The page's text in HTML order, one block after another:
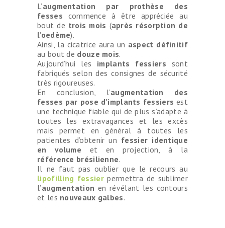
L’augmentation par prothèse des
fesses commence à être appréciée au
bout de trois mois (après résorption de
l’oedème).
Ainsi, la cicatrice aura un aspect définitif
au bout de douze mois.
Aujourd’hui les implants fessiers sont
fabriqués selon des consignes de sécurité
très rigoureuses.
En conclusion, l’augmentation des
fesses par pose d’implants fessiers est
une technique fiable qui de plus s’adapte à
toutes les extravagances et les excès
mais permet en général à toutes les
patientes d’obtenir un fessier identique
en volume et en projection, à la
référence brésilienne.
Il ne faut pas oublier que le recours au
lipofilling fessierpermettra de sublimer
l’augmentation en révélant les contours
et les nouveaux galbes.